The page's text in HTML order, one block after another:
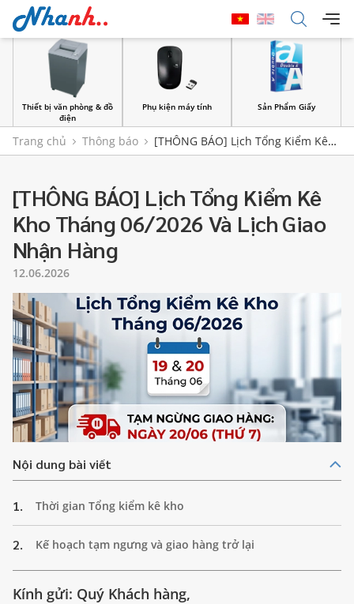
Thiết bị văn phòng & đồ
điện
Phụ kiện máy tính Sản Phẩm Giấy
Trang chủ Thông báo
[THÔNG BÁO] Lịch Tổng Kiểm Kê
Kho Tháng 06/2026 Và Lịch Giao Nhận Hàng
[THÔNG BÁO] Lịch Tổng Kiểm Kê
Kho Tháng 06/2026 Và Lịch Giao
Nhận Hàng
12.06.2026
Nội dung bài viết
1. Thời gian Tổng kiểm kê kho
2. Kế hoạch tạm ngưng và giao hàng trở lại
Kính gửi: Quý Khách hàng,